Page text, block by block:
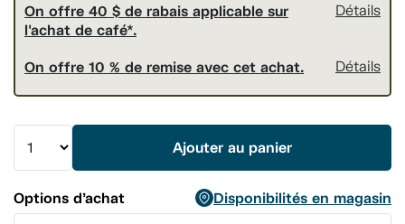
On offre 40 $ de rabais applicable sur
l'achat de café*.
Détails
On offre 10 % de remise avec cet achat. Détails
Ajouter au panier
Options d’achat
Disponibilités en magasin